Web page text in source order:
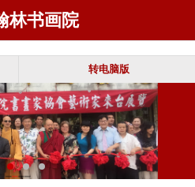
林书画院
转电脑版